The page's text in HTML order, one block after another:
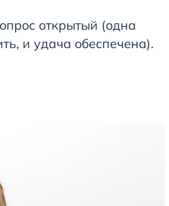
открытый (одна
и удача обеспечена).